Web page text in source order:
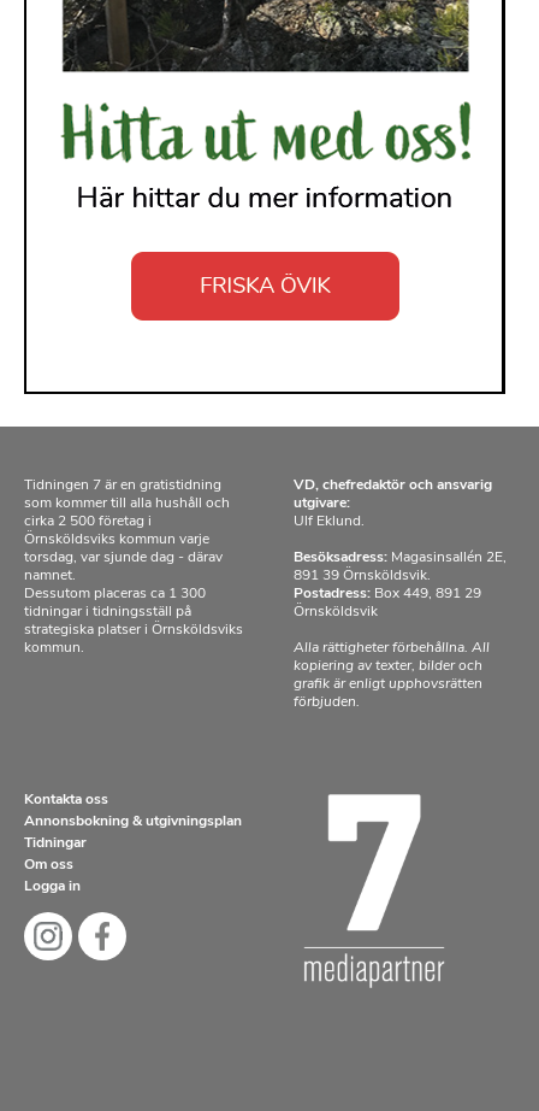
Tidningen 7 är en gratistidning
som kommer till alla hushåll och
cirka 2 500 företag i
Örnsköldsviks kommun varje
torsdag, var sjunde dag - därav
namnet.
Dessutom placeras ca 1 300
tidningar i tidningsställ på
strategiska platser i Örnsköldsviks
kommun.
VD, chefredaktör och ansvarig
utgivare:
Ulf Eklund.
Besöksadress: Magasinsallén 2E,
891 39 Örnsköldsvik.
Postadress: Box 449, 891 29
Örnsköldsvik
Alla rättigheter förbehållna. All
kopiering av texter, bilder och
grafik är enligt upphovsrätten
förbjuden.
Kontakta oss
Annonsbokning & utgivningsplan
Tidningar
Om oss
Logga in